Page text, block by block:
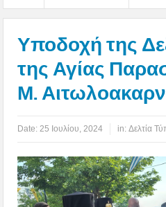
Υποδοχή της
της Αγίας
Μ.
Date: 25 Ιουλίου, 2024 in:Δελτία